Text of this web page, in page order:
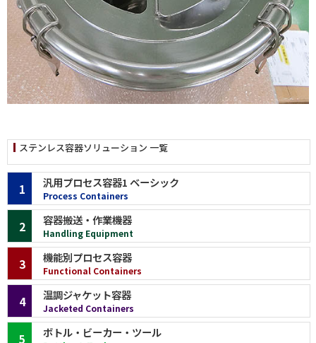
ステンレス容器ソリューション 一覧
汎用プロセス容器1 ベーシック
Process Containers
1
容器搬送・作業機器
Handling Equipment
2
機能別プロセス容器
Functional Containers
3
温調ジャケット容器
Jacketed Containers
4
ボトル・ビーカー・ツール
5